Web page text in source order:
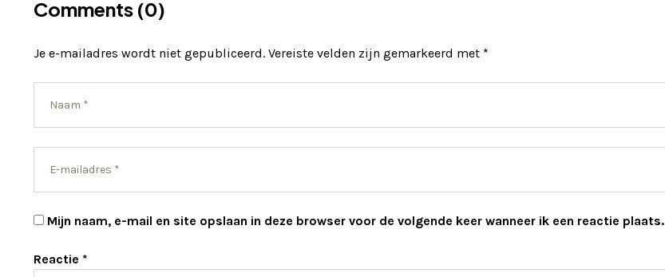
Comments (0)
Je e-mailadres wordt niet gepubliceerd. Vereiste velden zijn gemarkeerd met *
Mijn naam, e-mail en site opslaan in deze browser voor de volgende keer wanneer ik een reactie plaats.
Reactie *